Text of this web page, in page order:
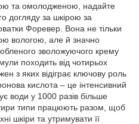
та омолодженою, надайте
догляду за шкірою за
Форевер. Вона не тільки
вологою, але й значно
зволожуючого крему
походить від чотирьох
з яких відіграє ключову роль
кислота – це інтенсивний
води у 1000 разів більше
типи працюють разом, щоб
шкіри та утримувати її